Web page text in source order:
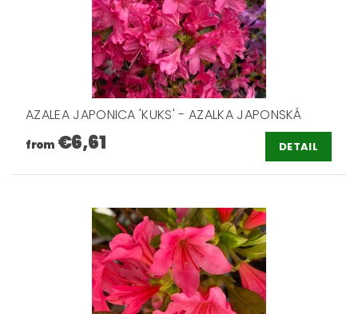
AZALEA JAPONICA 'KUKS' - AZALKA JAPONSKÁ
from €6,61 DETAIL